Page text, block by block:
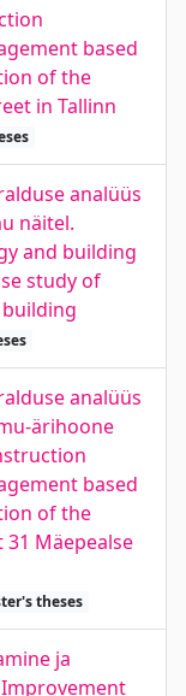
based
of the
in Tallinn
analüüs
näitel.
and building
study of
analüüs
ärihoone
based
of the
Mäepealse
theses
ja